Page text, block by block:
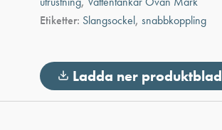
hane
3"
Etiketter: Slangsockel, snabbkoppling
Ladda ner produktblad